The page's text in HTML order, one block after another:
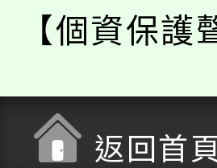
【個資保護
返回首頁